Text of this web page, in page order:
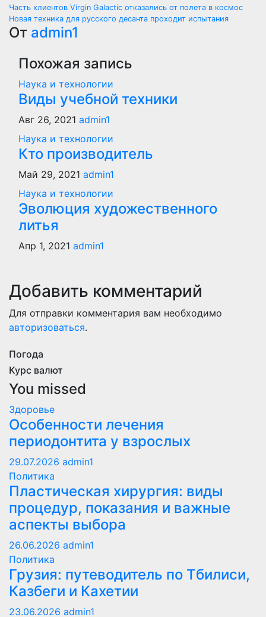
Навигация
по
записям
Часть клиентов Virgin Galactic отказались от полета в космос
Новая техника для русского десанта проходит испытания
От admin1
Похожая запись
Наука и технологии
Виды учебной техники
Авг 26, 2021 admin1
Наука и технологии
Кто производитель
Май 29, 2021 admin1
Наука и технологии
Эволюция художественного
литья
Апр 1, 2021 admin1
Добавить комментарий
Для отправки комментария вам необходимо
авторизоваться.
Погода
Курс валют
You missed
Здоровье
Особенности лечения
периодонтита у взрослых
29.07.2026 admin1
Политика
Пластическая хирургия: виды
процедур, показания и важные
аспекты выбора
26.06.2026 admin1
Политика
Грузия: путеводитель по Тбилиси,
Казбеги и Кахетии
23.06.2026 admin1